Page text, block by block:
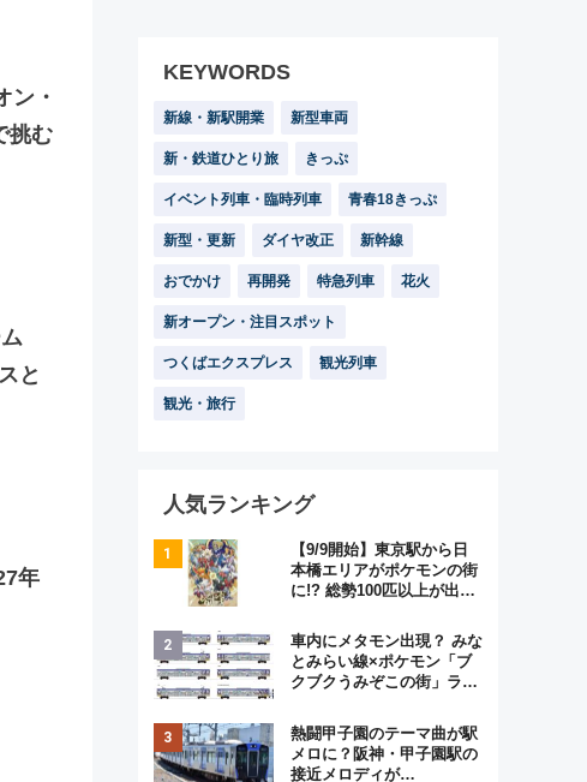
ン・
挑む
と
年
KEYWORDS
新線・新駅開業 新型車両
新・鉄道ひとり旅 きっぷ
イベント列車・臨時列車 青春18きっぷ
新型・更新 ダイヤ改正 新幹線
おでかけ 再開発 特急列車 花火
新オープン・注目スポット
つくばエクスプレス 観光列車
観光・旅行
人気ランキング
【9/9開始】東京駅から日
本橋エリアがポケモンの街
に!? 総勢100匹以上が出現
格謎解き・グッズ情報まと
め
車内にメタモン出現？ みな
とみらい線×ポケモン「ブ
クブクうみぞこの街」ラッ
この夏は直通列車で横浜
へ！
熱闘甲子園のテーマ曲が駅
メロに？阪神・甲子園駅の
接近メロディが